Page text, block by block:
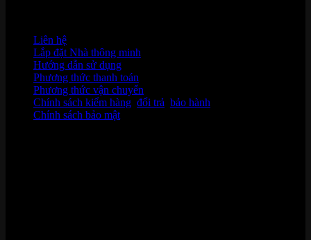
Liên hệ
Lắp đặt Nhà thông minh
Hướng dẫn sử dụng
Phương thức thanh toán
Phương thức vận chuyển
Chính sách kiểm hàng đổi trả bảo hành
Chính sách bảo mật